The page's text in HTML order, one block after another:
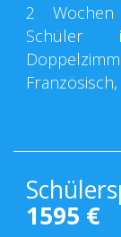
2 Wochen
Schüler
1595 €